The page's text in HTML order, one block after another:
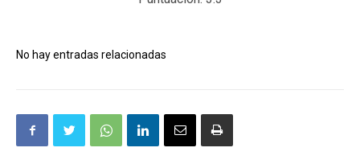
No hay entradas relacionadas